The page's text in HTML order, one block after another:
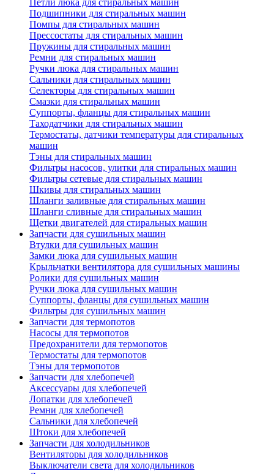
Петли люка для стиральных машин
Подшипники для стиральных машин
Помпы для стиральных машин
Прессостаты для стиральных машин
Пружины для стиральных машин
Ремни для стиральных машин
Ручки люка для стиральных машин
Сальники для стиральных машин
Селекторы для стиральных машин
Смазки для стиральных машин
Суппорты, фланцы для стиральных машин
Таходатчики для стиральных машин
Термостаты, датчики температуры для стиральных
машин
Тэны для стиральных машин
Фильтры насосов, улитки для стиральных машин
Фильтры сетевые для стиральных машин
Шкивы для стиральных машин
Шланги заливные для стиральных машин
Шланги сливные для стиральных машин
Щетки двигателей для стиральных машин
Запчасти для сушильных машин
Втулки для сушильных машин
Замки люка для сушильных машин
Крыльчатки вентилятора для сушильных машины
Ролики для сушильных машин
Ручки люка для сушильных машин
Суппорты, фланцы для сушильных машин
Фильтры для сушильных машин
Запчасти для термопотов
Насосы для термопотов
Предохранители для термопотов
Термостаты для термопотов
Тэны для термопотов
Запчасти для хлебопечей
Аксессуары для хлебопечей
Лопатки для хлебопечей
Ремни для хлебопечей
Сальники для хлебопечей
Штоки для хлебопечей
Запчасти для холодильников
Вентиляторы для холодильников
Выключатели света для холодильников